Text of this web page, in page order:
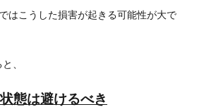
はこうした損害が起きる可能性が大で
、
態は避けるべき